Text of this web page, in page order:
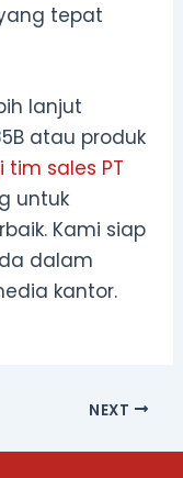
tepat
lanjut
atau produk
tim sales PT
untuk
Kami siap
dalam
kantor.
NEXT